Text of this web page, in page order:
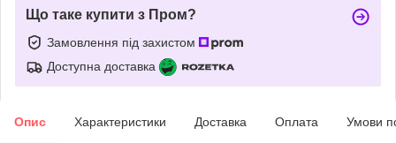
Що таке купити з Пром?
Замовлення під захистом
Доступна доставка
Опис Характеристики Доставка Оплата Умови